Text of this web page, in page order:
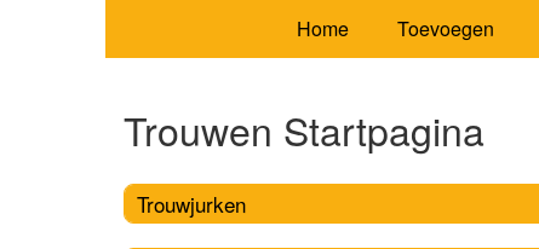
Home Toevoegen
Trouwen Startpagina
Trouwjurken